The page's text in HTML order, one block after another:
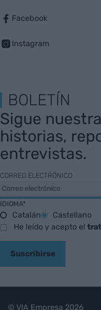
Facebook
Instagram
BOLETÍN
Sigue
historias,
entrevistas.
CORREO ELECTRÓNICO
IDIOMA*
Catalán
Castellano
He leído y acepto el
Suscribirse
© VIA Empresa 2026